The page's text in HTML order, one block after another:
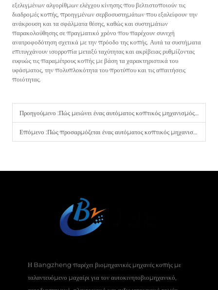
εξελιγμένων αλγορίθμων ελέγχου κίνησης που βελτιστοποιούν τις
διαδρομές κοπής, προηγμένων σερβοσυστημάτων που εξαλείφουν την
ανάκρουση και τα σφάλματα θέσης, καθώς και συστημάτων
παρακολούθησης σε πραγματικό χρόνο που παρέχουν συνεχή
ανατροφοδότηση σχετικά με την πρόοδο της κοπής. Αυτά τα συστήματα
επιτυγχάνουν ισορροπία μεταξύ ταχύτητας και ακρίβειας ρυθμίζοντας
ευφυώς τις παραμέτρους κοπής με βάση τα χαρακτηριστικά του
υφάσματος, την πολυπλοκότητα του προτύπου και τις απαιτήσεις
ποιότητας.
Προηγούμενο :Πώς μειώνει ένας αυτόματος κοπτικός μηχανισμός υφασμάτων τις απώλειες υλικού μέσω εξυπνητικής βελτιστοποίησης τοποθέτησης;
Επόμενο :Πώς προσαρμόζεται ένας αυτόματος κοπτικός μηχανισμός υφασμάτων με μεταβλητή ταχύτητα σε διαφορετικούς τύπους υφασμάτων;
Η Bangzheng παρέχει βιομηχανικές μηχανές κοπής με
ταλαντευόμενο μαχαίρι για τον αυτοκινητοβιομηχανικό,